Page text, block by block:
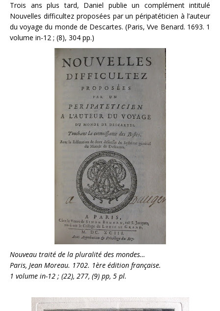
Trois ans plus tard, Daniel publie un complément intitulé
Nouvelles difficultez proposées par un péripatéticien à l’auteur
du voyage du monde de Descartes. (Paris, Vve Benard. 1693. 1
volume in-12 ; (8), 304 pp.)
Nouveau traité de la pluralité des mondes…
Paris, Jean Moreau. 1702. 1ère édition française.
1 volume in-12 ; (22), 277, (9) pp, 5 pl.